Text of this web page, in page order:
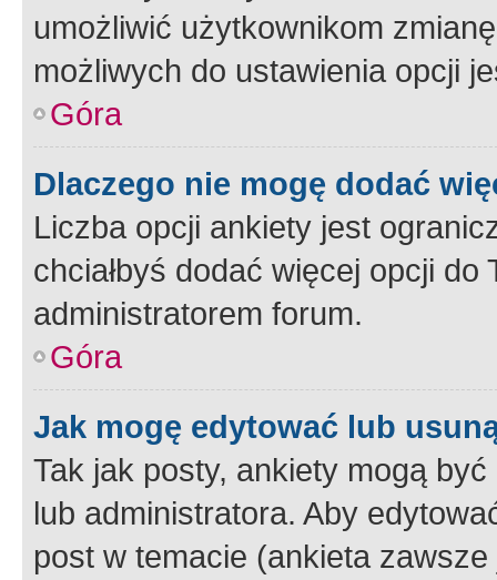
umożliwić użytkownikom
możliwych do ustawienia opcji
Góra
Dlaczego nie mogę dodać
Liczba opcji ankiety jest
chciałbyś dodać więcej opcji
administratorem forum.
Góra
Jak mogę edytować lub
Tak jak posty, ankiety mogą
lub administratora. Aby
post w temacie (ankieta